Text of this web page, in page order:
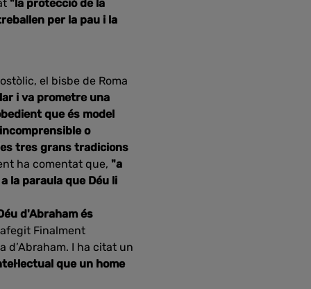
"la protecció de la
per la pau i la
el bisbe de Roma
i va prometre una
que és model
o
tres grans tradicions
ha comentat que, "a
la paraula que Déu li
d'Abraham és
Finalment
d’Abraham. I ha citat un
que un home